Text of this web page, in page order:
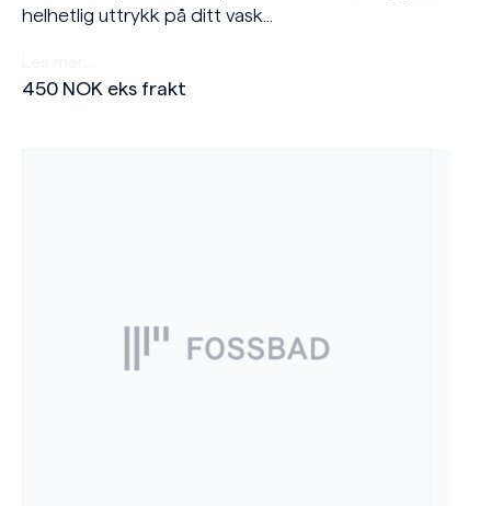
helhetlig uttrykk på ditt vask...
450 NOK eks frakt